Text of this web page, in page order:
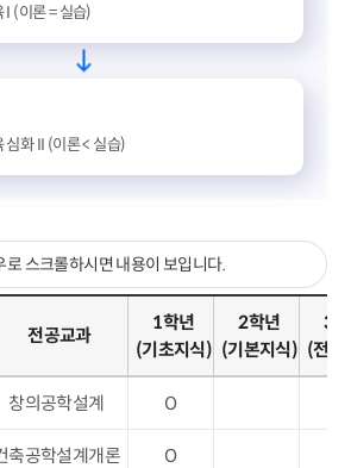
I (이론 = 실습)
심화 II (이론 < 실습)
로 스크롤하시면 내용이 보입니다.
전공교과
1학년
(기초지식)
2학년
(기본지식)
3
(전공
창의공학설계 O
축공학설계개론 O